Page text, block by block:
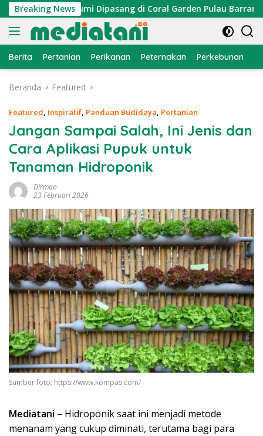
Langsung
ke
konten
Breaking News
Cumi Dipasang di Coral Garden Pulau Barrang Caddi
Berita Pertanian Perikanan Peternakan Perkebunan
Beranda Featured
Featured, Inspiratif, Panduan Budidaya, Pertanian
Jangan Sampai Salah, Ini Jenis dan
Cara Aplikasi Pupuk untuk
Tanaman Hidroponik
Dirman
23 Februari 2026
Sumber foto: https://www.kompas.com/
Mediatani – Hidroponik saat ini menjadi metode
menanam yang cukup diminati, terutama bagi para